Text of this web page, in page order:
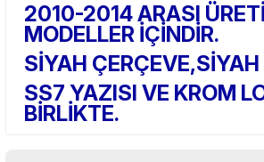
2010-2014 ARASI
MODELLER İÇİNDİR.
SİYAH
SS7 YAZISI VE KROM
BİRLİKTE.